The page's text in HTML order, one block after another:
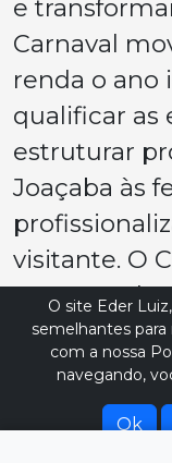
e
Carnaval
renda o ano
qualificar as
estruturar
Joaçaba às
visitante. O
tem
mostrar isso
A lógica
da
O site Eder
semelhantes para
com a nossa
navegando,
Ok